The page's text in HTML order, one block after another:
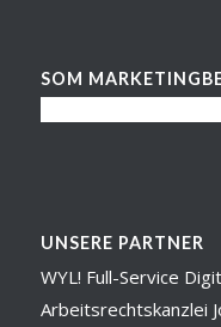
SOM
UNSERE PARTNER
WYL! Full-Service
Arbeitsrechtskanzlei